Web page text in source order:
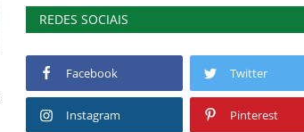
REDES SOCIAIS
Facebook Twitter
Instagram Pinterest